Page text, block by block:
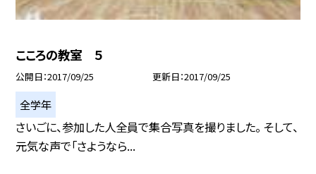
こころの教室 ５
公開日 2017/09/25 更新日 2017/09/25
全学年
さいごに、参加した人全員で集合写真を撮りました。 そして、
元気な声で「さようなら...